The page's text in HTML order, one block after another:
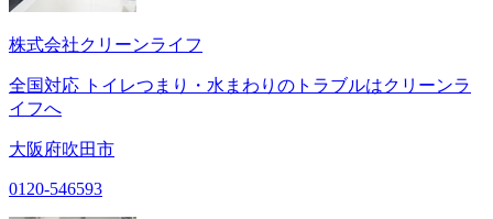
株式会社クリーンライフ
全国対応 トイレつまり・水まわりのトラブルはクリーンラ
イフへ
大阪府吹田市
0120-546593